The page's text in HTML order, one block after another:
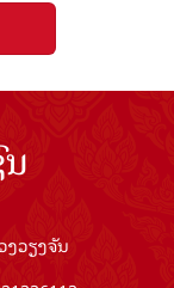
ວຽງຈັນ